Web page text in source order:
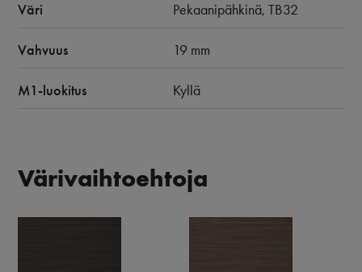
Väri Pekaanipähkinä, TB32
Vahvuus 19 mm
M1-luokitus Kyllä
Värivaihtoehtoja